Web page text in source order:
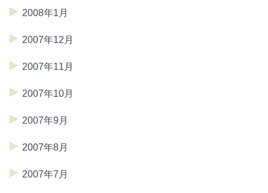
2008年1月
2007年12月
2007年11月
2007年10月
2007年9月
2007年8月
2007年7月